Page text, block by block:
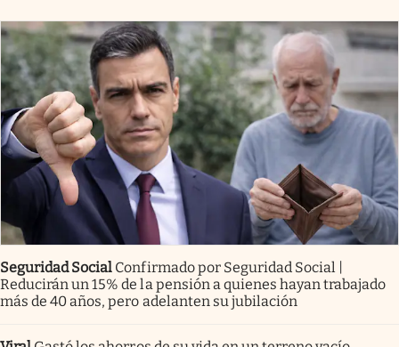
Seguridad Social Confirmado por Seguridad Social |
Reducirán un 15% de la pensión a quienes hayan trabajado
más de 40 años, pero adelanten su jubilación